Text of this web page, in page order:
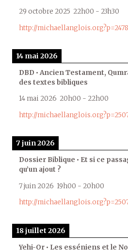
29 octobre 2025 22h00 - 23h30
http://
14 mai 2026
DBD • Ancien Testament,
des textes bibliques
14 mai 2026 20h00 - 22h00
http://
7 juin 2026
Dossier Biblique • Et si ce
qu’un ajout ?
7 juin 2026 19h00 - 20h00
http://
18 juillet 2026
Yehi-Or • Les esséniens et le